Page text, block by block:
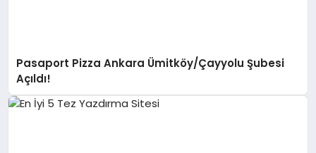
Pasaport Pizza Ankara Ümitköy/Çayyolu Şubesi
Açıldı!